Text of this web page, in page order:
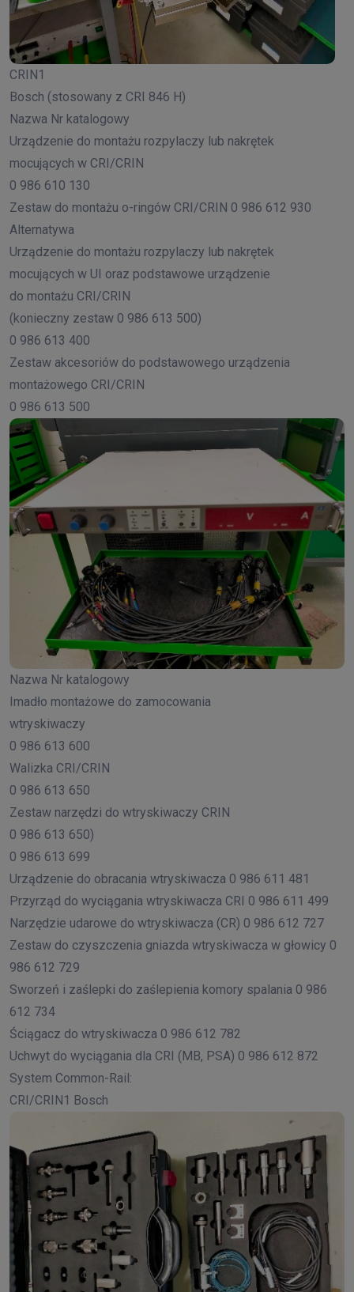
CRIN1
Bosch (stosowany z CRI 846 H)
Nazwa Nr katalogowy
Urządzenie do montażu rozpylaczy lub nakrętek
mocujących w CRI/CRIN
0 986 610 130
Zestaw do montażu o-ringów CRI/CRIN 0 986 612 930
Alternatywa
Urządzenie do montażu rozpylaczy lub nakrętek
mocujących w UI oraz podstawowe urządzenie
do montażu CRI/CRIN
(konieczny zestaw 0 986 613 500)
0 986 613 400
Zestaw akcesoriów do podstawowego urządzenia
montażowego CRI/CRIN
0 986 613 500
Nazwa Nr katalogowy
Imadło montażowe do zamocowania
wtryskiwaczy
0 986 613 600
Walizka CRI/CRIN
0 986 613 650
Zestaw narzędzi do wtryskiwaczy CRIN
0 986 613 650)
0 986 613 699
Urządzenie do obracania wtryskiwacza 0 986 611 481
Przyrząd do wyciągania wtryskiwacza CRI 0 986 611 499
Narzędzie udarowe do wtryskiwacza (CR) 0 986 612 727
Zestaw do czyszczenia gniazda wtryskiwacza w głowicy 0
986 612 729
Sworzeń i zaślepki do zaślepienia komory spalania 0 986
612 734
Ściągacz do wtryskiwacza 0 986 612 782
Uchwyt do wyciągania dla CRI (MB, PSA) 0 986 612 872
System Common-Rail:
CRI/CRIN1 Bosch